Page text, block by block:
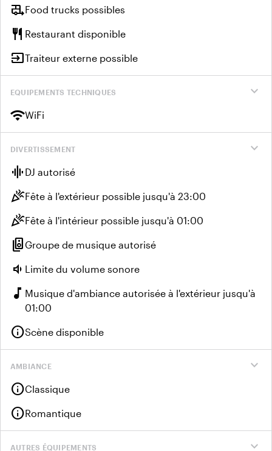
rv_hookupFood trucks possibles
restaurant Restaurant disponible
inputTraiteur externe possible
expand_more
EQUIPEMENTS TECHNIQUES
wifiWiFi
expand_more
DIVERTISSEMENT
graphic_eq DJ autorisé
celebrationFête à l'extérieur possible jusqu'à 23:00
celebrationFête à l'intérieur possible jusqu'à 01:00
speaker_groupGroupe de musique autorisé
volume_down Limite du volume sonore
music_note Musique d'ambiance autorisée à l'extérieur jusqu'à
01:00
infoScène disponible
expand_more
AMBIANCE
infoClassique
infoRomantique
expand_more
AUTRES ÉQUIPEMENTS